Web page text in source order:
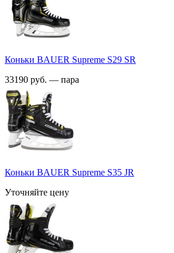
Коньки BAUER Supreme S29 SR
33190 руб. — пара
Коньки BAUER Supreme S35 JR
Уточняйте цену